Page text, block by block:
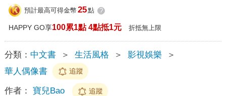
預計最高可得金幣 25點 ?
HAPPY GO享100累1點 4點抵1元 折抵無上限
分類： 中文書 ＞ 生活風格 ＞ 影視娛樂
＞
華人偶像書
追蹤
作者： 寶兒Bao 追蹤